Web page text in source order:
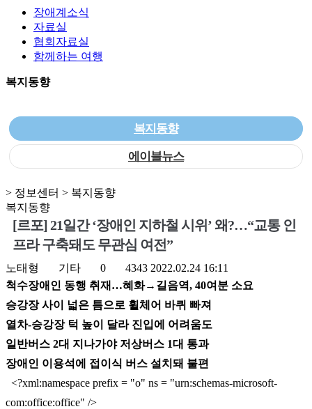
장애계소식
자료실
협회자료실
함께하는 여행
복지동향
복지동향
에이블뉴스
> 정보센터 > 복지동향
복지동향
[르포] 21일간 ‘장애인 지하철 시위’ 왜?…“교통 인
프라 구축돼도 무관심 여전”
노태형 기타 0 4343 2022.02.24 16:11
척수장애인 동행 취재 …혜화→ 길음역, 40여분 소요
승강장 사이 넓은 틈으로 휠체어 바퀴 빠져
열차-승강장 턱 높이 달라 진입에 어려움도
일반버스 2대 지나가야 저상버스 1대 통과
장애인 이용석에 접이식 버스 설치돼 불편
<?xml:namespace prefix = "o" ns = "urn:schemas-microsoft-
com:office:office" />